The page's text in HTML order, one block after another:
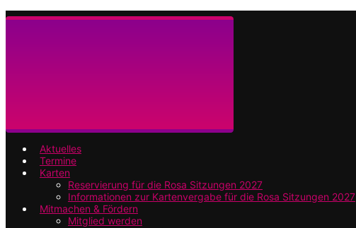
Aktuelles
Termine
Karten
Reservierung für die Rosa Sitzungen 2027
Informationen zur Kartenvergabe für die Rosa Sitzungen 2027
Mitmachen & Fördern
Mitglied werden